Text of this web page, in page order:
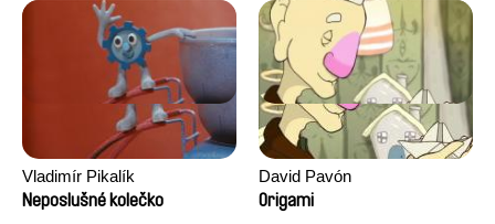
Vladimír Pikalík
Neposlušné kolečko
David Pavón
Origami